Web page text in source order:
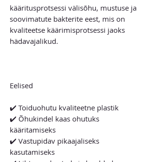
kääritusprotsessi välisõhu, mustuse ja
soovimatute bakterite eest, mis on
kvaliteetse käärimisprotsessi jaoks
hädavajalikud.
Eelised
✔️ Toiduohutu kvaliteetne plastik
✔️ Õhukindel kaas ohutuks
kääritamiseks
✔️ Vastupidav pikaajaliseks
kasutamiseks